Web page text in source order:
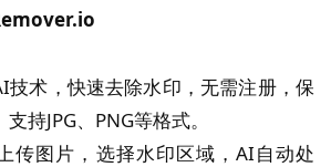
技术，快速去除水印，无需注册，保
持JPG、PNG等格式。
传图片，选择水印区域，AI自动处